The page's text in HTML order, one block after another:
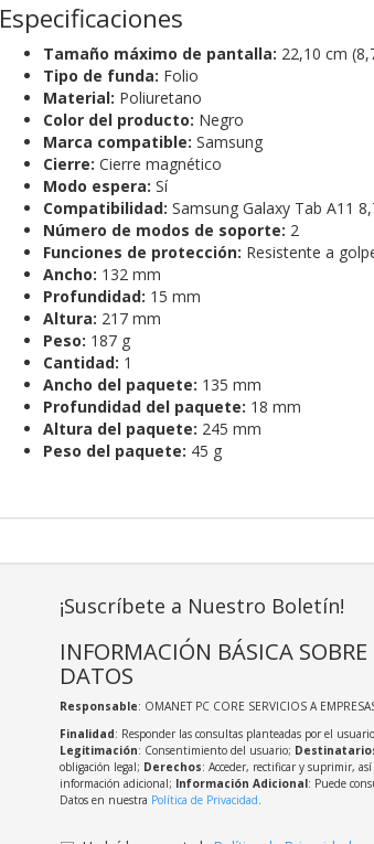
Especificaciones
Tamaño máximo de pantalla: 22,10 cm
Tipo de funda: Folio
Material: Poliuretano
Color del producto: Negro
Marca compatible: Samsung
Cierre: Cierre magnético
Modo espera: Sí
Compatibilidad: Samsung Galaxy Tab A11
Número de modos de soporte: 2
Funciones de protección: Resistente a
Ancho: 132 mm
Profundidad: 15 mm
Altura: 217 mm
Peso: 187 g
Cantidad: 1
Ancho del paquete: 135 mm
Profundidad del paquete: 18 mm
Altura del paquete: 245 mm
Peso del paquete: 45 g
¡Suscríbete a Nuestro Boletín!
INFORMACIÓN BÁSICA
DATOS
Responsable: OMANET PC CORE SERVICIOS A
Finalidad: Responder las consultas planteadas por el
Legitimación: Consentimiento del usuario;
obligación legal; Derechos: Acceder, rectificar y suprimir,
información adicional; Información Adicional: Puede
Datos en nuestra Política de Privacidad.